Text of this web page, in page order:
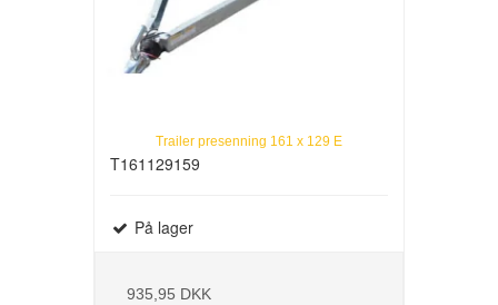
Trailer presenning 161 x 129 E
T161129159
På lager
935,95 DKK